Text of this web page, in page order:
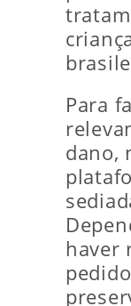
Para
dano,
haver